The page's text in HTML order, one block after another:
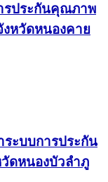
รประกันคุณภาพ
งหวัดหนองคาย
ะบบการประกัน
ดหนองบัวลำภู